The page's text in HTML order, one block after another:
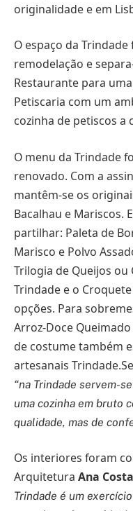
originalidade e em
O espaço da
remodelação e
Restaurante para
Petiscaria com um
cozinha de petiscos a
O menu da Trindade
renovado. Com a
mantêm-se os
Bacalhau e Mariscos.
partilhar: Paleta de
Marisco e Polvo
Trilogia de Queijos ou
Trindade e o
opções. Para
Arroz-Doce
de costume também
artesanais
“na Trindade servem-
uma cozinha em bruto
qualidade, mas de
Os interiores foram
Arquitetura Ana Costa
Trindade é um